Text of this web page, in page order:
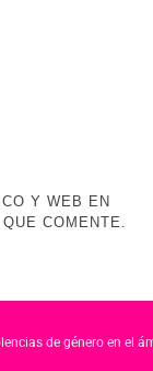
Y WEB EN
COMENTE.
de género en el